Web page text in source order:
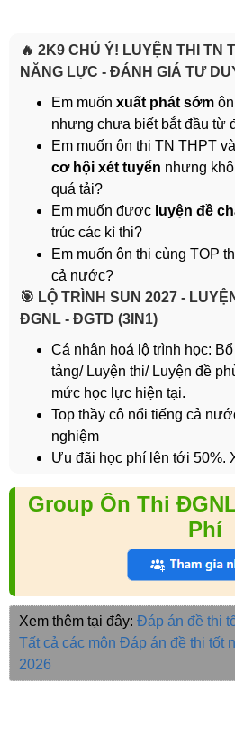
🔥 2K9 CHÚ Ý! LUYỆN THI TN
NĂNG LỰC - ĐÁNH GIÁ TƯ
Em muốn xuất phát sớm
nhưng chưa biết bắt đầu từ
Em muốn ôn thi TN THPT
cơ hội xét tuyển nhưng
quá tải?
Em muốn được luyện đề
trúc các kì thi?
Em muốn ôn thi cùng TOP
cả nước?
️🎯 LỘ TRÌNH SUN 2027 -
ĐGNL - ĐGTD (3IN1)
Cá nhân hoá lộ trình học:
tảng/ Luyện thi/ Luyện đề
mức học lực hiện tại.
Top thầy cô nổi tiếng cả
nghiệm
Ưu đãi học phí lên tới 50%.
Group Ôn Thi
Phí
Xem thêm tại đây: Đáp án đề thi
Tất cả các môn Đáp án đề thi tốt
2026